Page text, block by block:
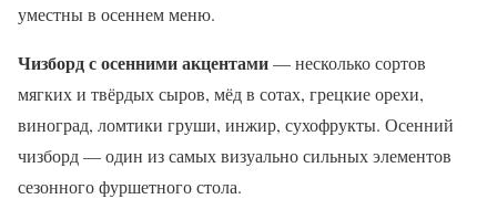
уместны в осеннем меню.
Чизборд с осенними акцентами— несколько сортов
мягких и твёрдых сыров, мёд в сотах, грецкие орехи,
виноград, ломтики груши, инжир, сухофрукты. Осенний
чизборд — один из самых визуально сильных элементов
сезонного фуршетного стола.